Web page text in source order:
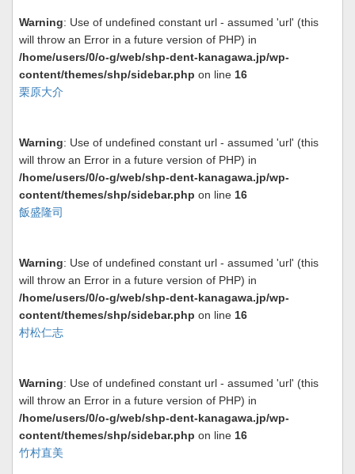
Warning: Use of undefined constant url - assumed 'url' (this
will throw an Error in a future version of PHP) in
/home/users/0/o-g/web/shp-dent-kanagawa.jp/wp-
content/themes/shp/sidebar.php on line 16
栗原大介
Warning: Use of undefined constant url - assumed 'url' (this
will throw an Error in a future version of PHP) in
/home/users/0/o-g/web/shp-dent-kanagawa.jp/wp-
content/themes/shp/sidebar.php on line 16
飯盛隆司
Warning: Use of undefined constant url - assumed 'url' (this
will throw an Error in a future version of PHP) in
/home/users/0/o-g/web/shp-dent-kanagawa.jp/wp-
content/themes/shp/sidebar.php on line 16
村松仁志
Warning: Use of undefined constant url - assumed 'url' (this
will throw an Error in a future version of PHP) in
/home/users/0/o-g/web/shp-dent-kanagawa.jp/wp-
content/themes/shp/sidebar.php on line 16
竹村直美